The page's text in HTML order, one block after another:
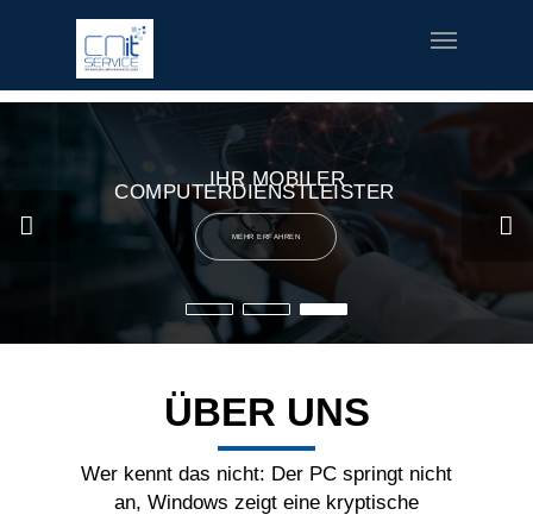
fred meyer gift card
fusion coupons build a bear printable coupon 10
rush music
special welcome coupon
IHR MOBILER
COMPUTERDIENSTLEISTER
MEHR ERFAHREN
ÜBER UNS
Wer kennt das nicht: Der PC springt nicht
an, Windows zeigt eine kryptische